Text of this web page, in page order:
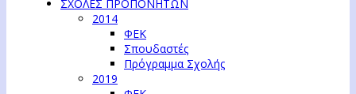
ΣΧΟΛΕΣ ΠΡΟΠΟΝΗΤΩΝ
2014
ΦΕΚ
Σπουδαστές
Πρόγραμμα Σχολής
2019